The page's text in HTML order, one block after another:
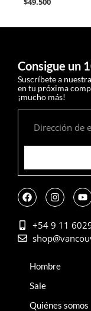
Consigue un
Suscríbete a
en tu próxima
¡mucho más!
+54 9 11
Hombre
Sale
Quiénes somos